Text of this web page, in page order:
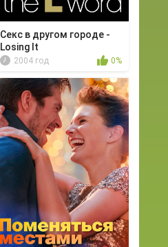
Секс в другом городе -
Losing It
2004 год 0%